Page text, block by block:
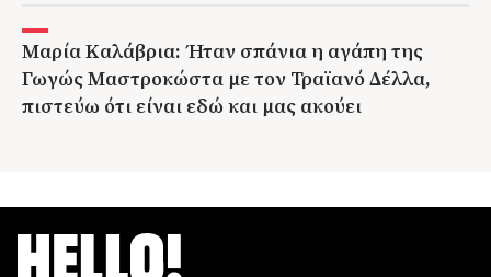
Μαρία Καλάβρια: Ήταν σπάνια η αγάπη της
Γωγώς Μαστροκώστα με τον Τραϊανό Δέλλα,
πιστεύω ότι είναι εδώ και μας ακούει